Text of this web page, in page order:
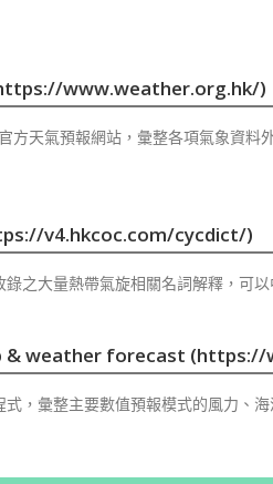
www.weather.org.hk/)
方天氣預報網站，彙整各項氣象資料
v4.hkcoc.com/cycdict/)
之大量熱帶氣旋相關名詞解釋，可
& weather forecast
，彙整主要數值預報模式的風力、